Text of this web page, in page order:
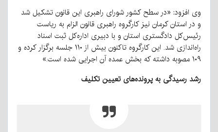
وی افزود: «در سطح کشور شورای راهبری این قانون تشکیل شد
و در استان کرمان نیز کارگروه راهبری قانون الزام به ریاست
رئیس‌کل دادگستری استان و با دبیری اداره‌کل ثبت اسناد
راه‌اندازی شد. این کارگروه تاکنون بیش از ۱۱۰ جلسه برگزار کرده و
۱۰۹ مصوبه داشته که بخش عمده آن اجرایی شده است.»
رشد رسیدگی به پرونده‌های تعیین تکلیف